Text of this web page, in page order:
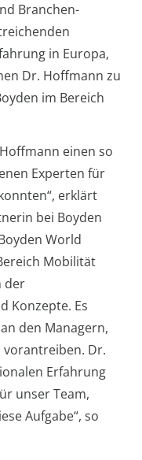
Branchen-
in Europa,
Dr. Hoffmann zu
im Bereich
einen so
Experten für
erklärt
bei Boyden
World
Mobilität
der
Konzepte. Es
den Managern,
vorantreiben. Dr.
Erfahrung
unser Team,
Aufgabe“, so